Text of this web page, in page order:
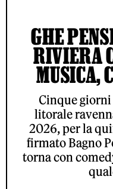
GHE
RIVIERA
MUSICA,
Cinque giorni
litorale
2026, per la
firmato Bagno
torna con